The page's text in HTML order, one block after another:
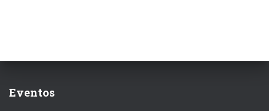
Eventos